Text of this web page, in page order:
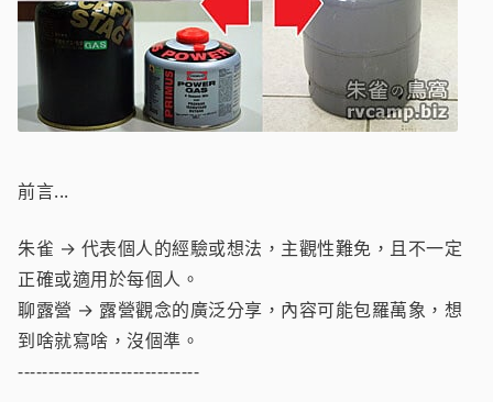
前言...
朱雀 → 代表個人的經驗或想法，主觀性難免，且不一定
正確或適用於每個人。
聊露營 → 露營觀念的廣泛分享，內容可能包羅萬象，想
到啥就寫啥，沒個準。
------------------------------